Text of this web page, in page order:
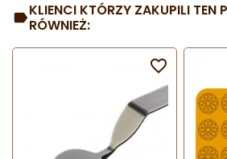
KLIENCI KTÓRZY ZAKUPILI TEN
RÓWNIEŻ:
